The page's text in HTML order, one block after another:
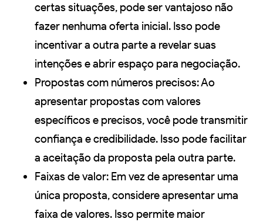
certas situações, pode ser vantajoso não
fazer nenhuma oferta inicial. Isso pode
incentivar a outra parte a revelar suas
intenções e abrir espaço para negociação.
Propostas com números precisos: Ao
apresentar propostas com valores
específicos e precisos, você pode transmitir
confiança e credibilidade. Isso pode facilitar
a aceitação da proposta pela outra parte.
Faixas de valor: Em vez de apresentar uma
única proposta, considere apresentar uma
faixa de valores. Isso permite maior